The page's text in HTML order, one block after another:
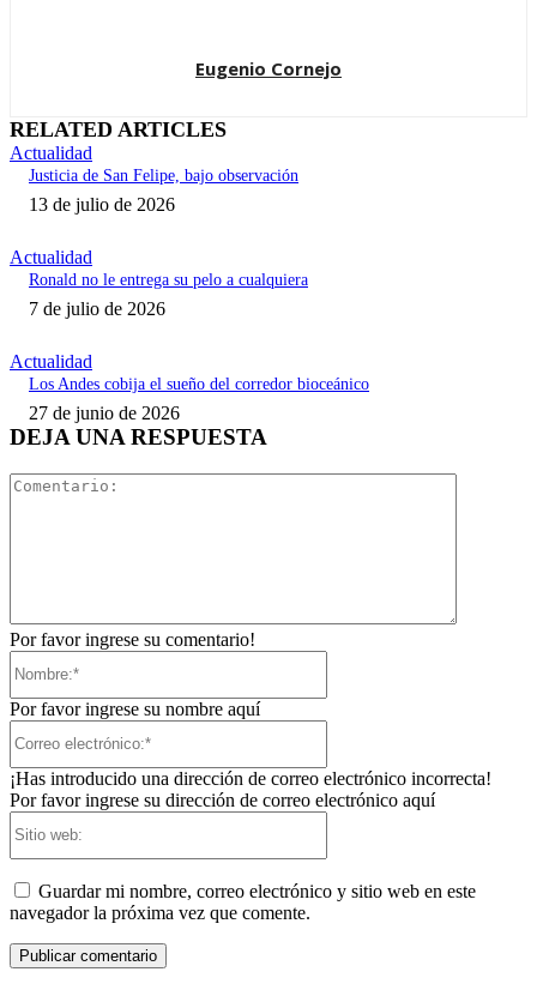
Eugenio Cornejo
RELATED ARTICLES
Actualidad
Justicia de San Felipe, bajo observación
13 de julio de 2026
Actualidad
Ronald no le entrega su pelo a cualquiera
7 de julio de 2026
Actualidad
Los Andes cobija el sueño del corredor bioceánico
27 de junio de 2026
DEJA UNA RESPUESTA
Por favor ingrese su comentario!
Por favor ingrese su nombre aquí
¡Has introducido una dirección de correo electrónico incorrecta!
Por favor ingrese su dirección de correo electrónico aquí
Guardar mi nombre, correo electrónico y sitio web en este
navegador la próxima vez que comente.